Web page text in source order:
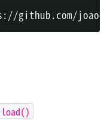
load()